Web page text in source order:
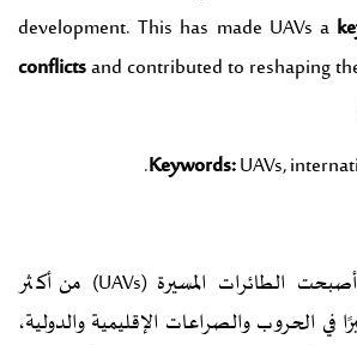
development. This has made UAVs a
conflictsand contributed to reshaping
Keywords:UAVs,
في العصر الحديث، أصبحت الطائرات المسيرة (UAVs) من أكثر
في الحروب والصراعات الإقليمية والدولية،